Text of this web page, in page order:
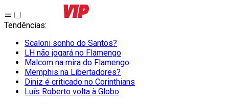
Tendências:
Scaloni sonho do Santos?
LH não jogará no Flamengo
Malcom na mira do Flamengo
Memphis na Libertadores?
Diniz é criticado no Corinthians
Luís Roberto volta à Globo